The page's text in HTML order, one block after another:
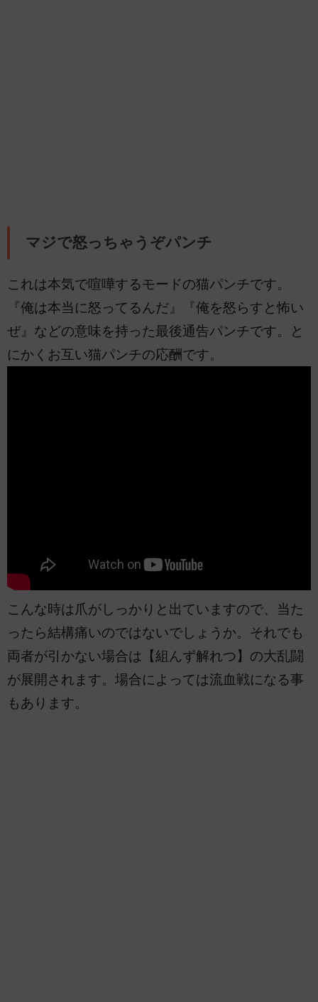
マジで怒っちゃうぞパンチ
これは本気で喧嘩するモードの猫パンチです。
『俺は本当に怒ってるんだ』『俺を怒らすと怖い
ぜ』などの意味を持った最後通告パンチです。と
にかくお互い猫パンチの応酬です。
こんな時は爪がしっかりと出ていますので、当た
ったら結構痛いのではないでしょうか。それでも
両者が引かない場合は【組んず解れつ】の大乱闘
が展開されます。場合によっては流血戦になる事
もあります。